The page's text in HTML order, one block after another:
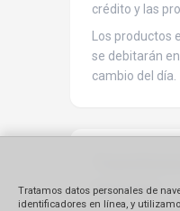
crédito y las
Los productos
se debitarán
cambio del día.
bancario
Tratamos datos personales de
identificadores en línea, y